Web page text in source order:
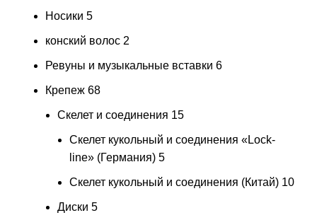
Носики 5
конский волос 2
Ревуны и музыкальные вставки 6
Крепеж 68
Скелет и соединения 15
Скелет кукольный и соединения «Lock-
line» (Германия) 5
Скелет кукольный и соединения (Китай) 10
Диски 5